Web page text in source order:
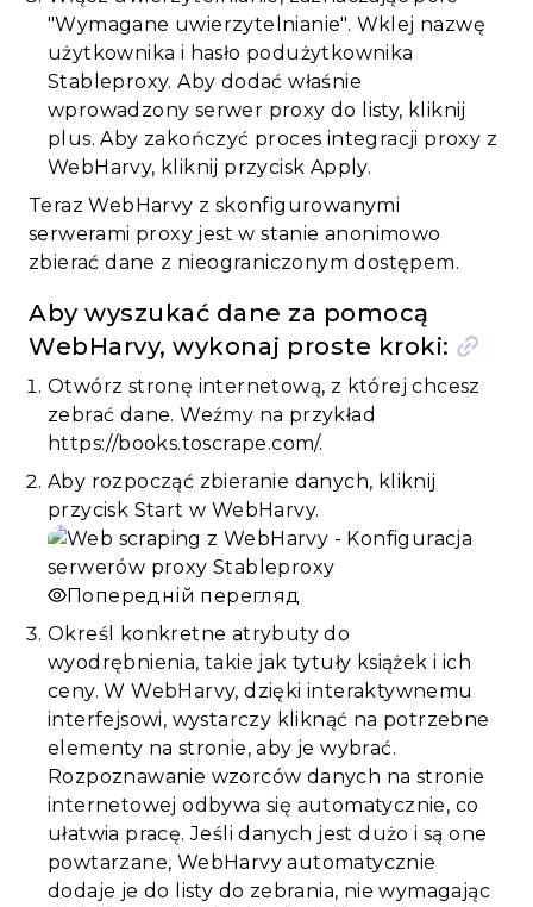
"Wymagane uwierzytelnianie". Wklej nazwę
użytkownika i hasło podużytkownika
Stableproxy. Aby dodać właśnie
wprowadzony serwer proxy do listy, kliknij
plus. Aby zakończyć proces integracji proxy z
WebHarvy, kliknij przycisk Apply.
Teraz WebHarvy z skonfigurowanymi
serwerami proxy jest w stanie anonimowo
zbierać dane z nieograniczonym dostępem.
Aby wyszukać dane za pomocą
WebHarvy, wykonaj proste kroki:
Otwórz stronę internetową, z której chcesz
zebrać dane. Weźmy na przykład
https://books.toscrape.com/.
Aby rozpocząć zbieranie danych, kliknij
przycisk Start w WebHarvy.
Попередній перегляд
Określ konkretne atrybuty do
wyodrębnienia, takie jak tytuły książek i ich
ceny. W WebHarvy, dzięki interaktywnemu
interfejsowi, wystarczy kliknąć na potrzebne
elementy na stronie, aby je wybrać.
Rozpoznawanie wzorców danych na stronie
internetowej odbywa się automatycznie, co
ułatwia pracę. Jeśli danych jest dużo i są one
powtarzane, WebHarvy automatycznie
dodaje je do listy do zebrania, nie wymagając